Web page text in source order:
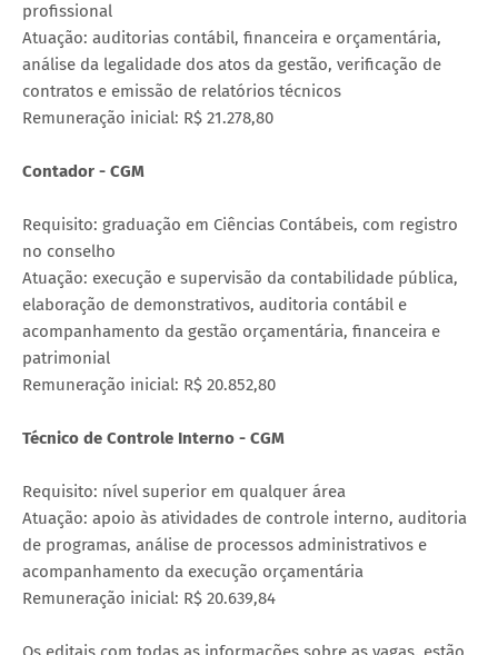
profissional
Atuação: auditorias contábil, financeira e orçamentária,
análise da legalidade dos atos da gestão, verificação de
contratos e emissão de relatórios técnicos
Remuneração inicial: R$ 21.278,80
Contador - CGM
Requisito: graduação em Ciências Contábeis, com registro
no conselho
Atuação: execução e supervisão da contabilidade pública,
elaboração de demonstrativos, auditoria contábil e
acompanhamento da gestão orçamentária, financeira e
patrimonial
Remuneração inicial: R$ 20.852,80
Técnico de Controle Interno - CGM
Requisito: nível superior em qualquer área
Atuação: apoio às atividades de controle interno, auditoria
de programas, análise de processos administrativos e
acompanhamento da execução orçamentária
Remuneração inicial: R$ 20.639,84